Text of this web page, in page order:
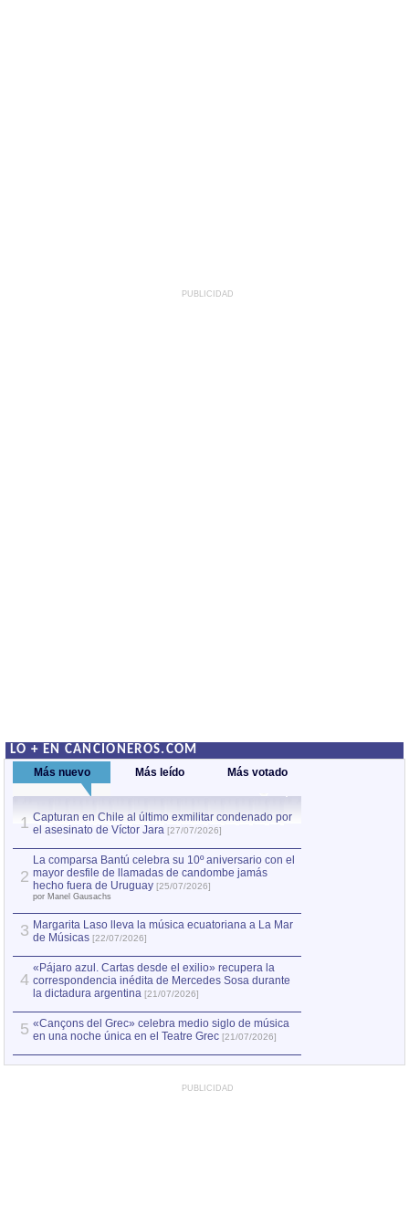
PUBLICIDAD
LO + EN CANCIONEROS.COM
Más nuevo Más leído Más votado
1 Capturan en Chile al último exmilitar condenado por
el asesinato de Víctor Jara [27/07/2026]
2
La comparsa Bantú celebra su 10º aniversario con el
mayor desfile de llamadas de candombe jamás
hecho fuera de Uruguay [25/07/2026]
por Manel Gausachs
3 Margarita Laso lleva la música ecuatoriana a La Mar
de Músicas [22/07/2026]
4
«Pájaro azul. Cartas desde el exilio» recupera la
correspondencia inédita de Mercedes Sosa durante
la dictadura argentina [21/07/2026]
5 «Cançons del Grec» celebra medio siglo de música
en una noche única en el Teatre Grec [21/07/2026]
PUBLICIDAD